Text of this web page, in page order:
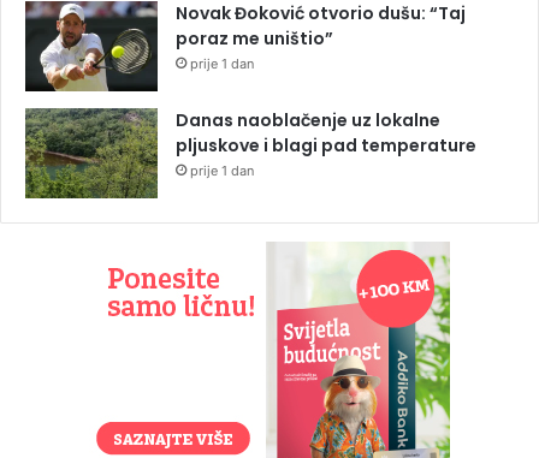
Novak Đoković otvorio dušu: “Taj
poraz me uništio”
prije 1 dan
Danas naoblačenje uz lokalne
pljuskove i blagi pad temperature
prije 1 dan